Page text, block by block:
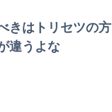
きはトリセツの方
違うよな